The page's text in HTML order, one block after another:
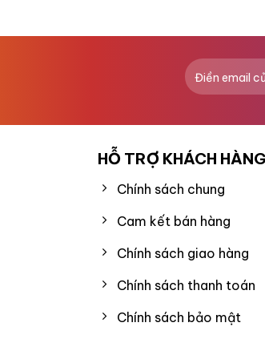
5
HỖ TRỢ KHÁCH HÀNG
Chính sách chung
Cam kết bán hàng
Chính sách giao hàng
Chính sách thanh toán
Chính sách bảo mật